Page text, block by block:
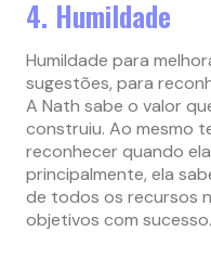
4. Humildade
Humildade para
sugestões, para
A Nath sabe o valor
construiu. Ao mesmo
reconhecer quando
principalmente, ela
de todos os recursos
objetivos com sucesso.